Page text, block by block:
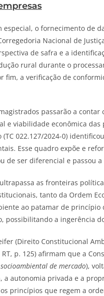
especial, o fornecimento de
Nacional de
de safra e a
rural durante o
fim, a verificação de
passarão a
e viabilidade econômica
022.127/2024-0)
Esse quadro expõe e
de ser diferencial e passou
as fronteiras
tanto da Ordem
ao patamar de
possibilitando a ingerência
(Direito Constitucional
p. 125) afirmam que a
de mercado),
a autonomia privada e a
princípios que regem a